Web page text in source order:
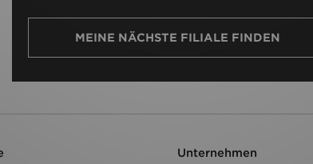
MEINE NÄCHSTE FILIALE FINDEN
Unternehmen